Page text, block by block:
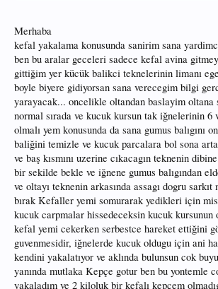
Merhaba
kefal yakalama konusunda sanirim sana
ben bu aralar geceleri sadece kefal avina
gittiğim yer kücük balikci teknelerinin limanı
boyle biyere gidiyorsan sana verecegim bilgi
yarayacak... oncelikle oltandan baslayim oltana
normal sırada ve kucuk kursun tak iğnelerinin 6
olmalı yem konusunda da sana gumus balıgını
baliğini temizle ve kucuk parcalara bol sona
ve baş kısmını uzerine cıkacagın teknenin
bir sekilde bekle ve iğnene gumus balıgından
ve oltayı teknenin arkasında assagı dogru sarkıt
bırak Kefaller yemi somurarak yedikleri için
kucuk carpmalar hissedeceksin kucuk kursunun
kefal yemi cekerken serbestce hareket ettiğini
guvenmesidir, iğnelerde kucuk oldugu için ani
kendini yakalatıyor ve aklında bulunsun cok
yanında mutlaka Kepçe gotur ben bu yontemle
yakaladım ve 2 kiloluk bir kefalı kepçem